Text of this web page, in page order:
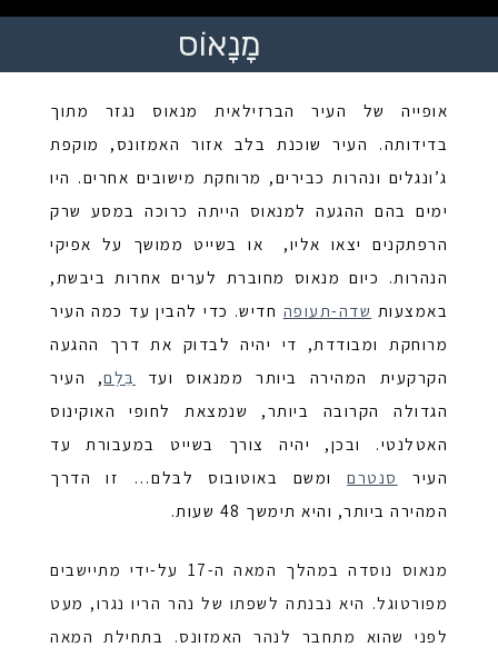
מָנָאוֹס
אופייה של העיר הברזילאית מנאוס נגזר מתוך
בדידותה. העיר שוכנת בלב אזור האמזונס, מוקפת
ג’ונגלים ונהרות כבירים, מרוחקת מישובים אחרים. היו
ימים בהם ההגעה למנאוס הייתה כרוכה במסע שרק
הרפתקנים יצאו אליו, או בשייט ממושך על אפיקי
הנהרות. כיום מנאוס מחוברת לערים אחרות ביבשת,
באמצעות שדה-תעופה חדיש. כדי להבין עד כמה העיר
מרוחקת ומבודדת, די יהיה לבדוק את דרך ההגעה
הקרקעית המהירה ביותר ממנאוס ועד
בֵּלֶם, העיר
הגדולה הקרובה ביותר, שנמצאת לחופי האוקינוס
האטלנטי. ובכן, יהיה צורך בשייט במעבורת עד
העיר
סנטרםומשם באוטובוס לבּלם… זו הדרך
המהירה ביותר, והיא תימשך 48 שעות.
מנאוס נוסדה במהלך המאה ה-17 על-ידי מתיישבים
מפורטוגל. היא נבנתה לשפתו של נהר הריו נגרו, מעט
לפני שהוא מתחבר לנהר האמזונס. בתחילת המאה